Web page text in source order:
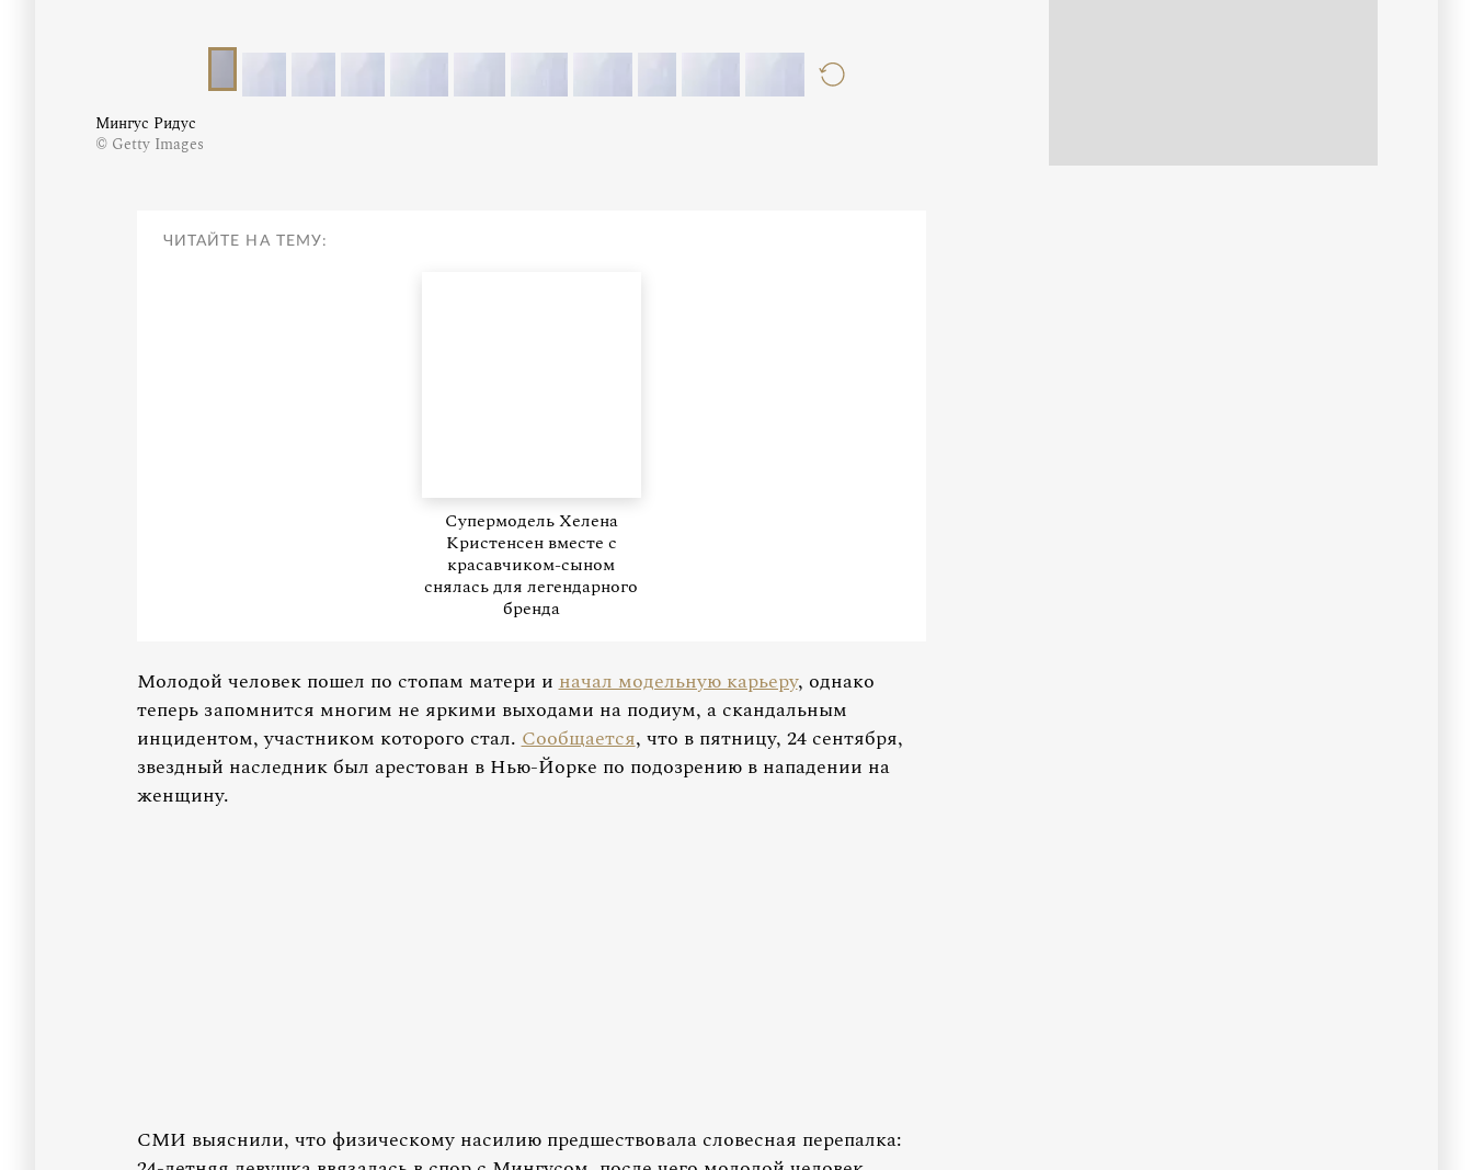
Мингус Ридус
© Getty Images
ЧИТАЙТЕ НА ТЕМУ:
Супермодель Хелена
Кристенсен вместе с
красавчиком-сыном
снялась для легендарного
бренда
Молодой человек пошел по стопам матери иначал модельную карьеру, однако
теперь запомнится многим не яркими выходами на подиум, а скандальным
инцидентом, участником которого стал.Сообщается, что в пятницу, 24 сентября,
звездный наследник был арестован в Нью-Йорке по подозрению в нападении на
женщину.
СМИ выяснили, что физическому насилию предшествовала словесная перепалка: